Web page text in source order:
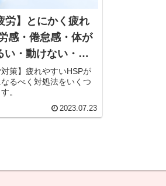
労】とにかく疲れ
感・倦怠感・体が
い・動けない・立
対策】疲れやすいHSPが
るべく対処法をいくつ
。
2023.07.23